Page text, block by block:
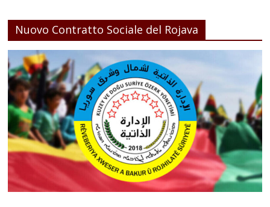
Nuovo Contratto Sociale del Rojava